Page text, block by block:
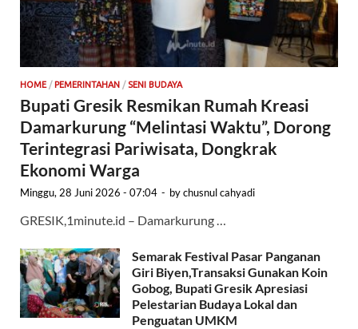
HOME/ PEMERINTAHAN /SENI BUDAYA
Bupati Gresik Resmikan Rumah Kreasi
Damarkurung “Melintasi Waktu”, Dorong
Terintegrasi Pariwisata, Dongkrak
Ekonomi Warga
Minggu, 28 Juni 2026 - 07:04 - bychusnul cahyadi
GRESIK,1minute.id – Damarkurung …
Semarak Festival Pasar Panganan
Giri Biyen,Transaksi Gunakan Koin
Gobog, Bupati Gresik Apresiasi
Pelestarian Budaya Lokal dan
Penguatan UMKM